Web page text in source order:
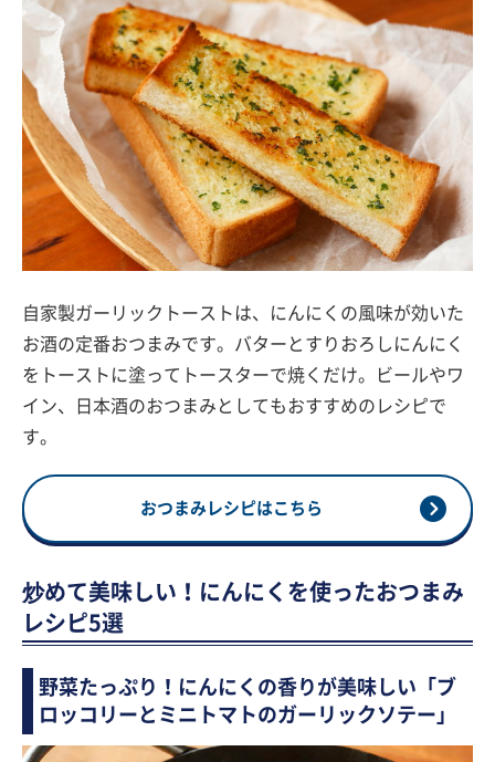
自家製ガーリックトーストは、にんにくの風味が効いた
お酒の定番おつまみです。バターとすりおろしにんにく
をトーストに塗ってトースターで焼くだけ。ビールやワ
イン、日本酒のおつまみとしてもおすすめのレシピで
す。
おつまみレシピはこちら
炒めて美味しい！にんにくを使ったおつまみ
レシピ5選
野菜たっぷり！にんにくの香りが美味しい「ブ
ロッコリーとミニトマトのガーリックソテー」